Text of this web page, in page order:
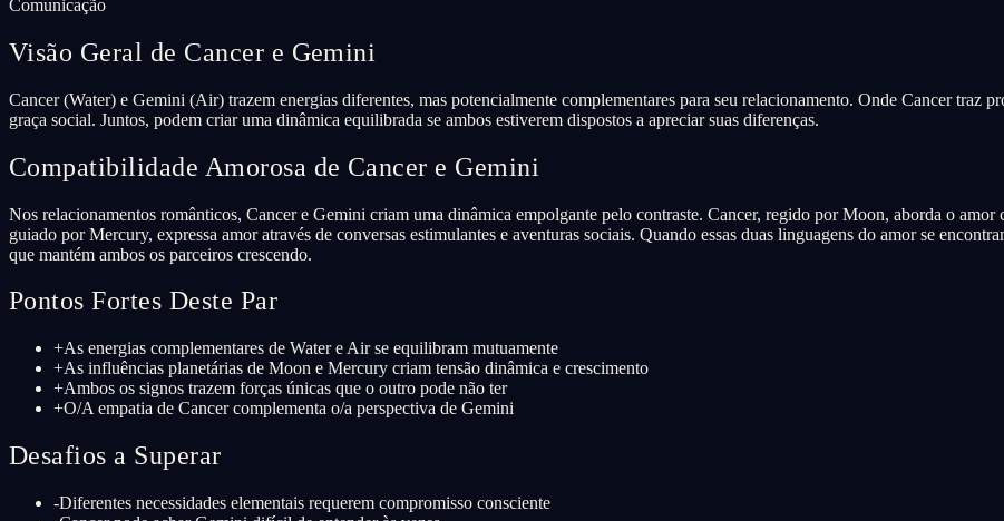
Comunicação
Visão Geral de Cancer e Gemini
Cancer (Water) e Gemini (Air) trazem energias diferentes, mas potencialmente complementares para seu relacionamento. Onde Cancer traz
graça social. Juntos, podem criar uma dinâmica equilibrada se ambos estiverem dispostos a apreciar suas diferenças.
Compatibilidade Amorosa de Cancer e Gemini
Nos relacionamentos românticos, Cancer e Gemini criam uma dinâmica empolgante pelo contraste. Cancer, regido por Moon, aborda o
guiado por Mercury, expressa amor através de conversas estimulantes e aventuras sociais. Quando essas duas linguagens do amor se
que mantém ambos os parceiros crescendo.
Pontos Fortes Deste Par
+As energias complementares de Water e Air se equilibram mutuamente
+As influências planetárias de Moon e Mercury criam tensão dinâmica e crescimento
+Ambos os signos trazem forças únicas que o outro pode não ter
+O/A empatia de Cancer complementa o/a perspectiva de Gemini
Desafios a Superar
-Diferentes necessidades elementais requerem compromisso consciente